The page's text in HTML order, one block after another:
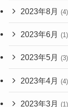
2023年8月 (4)
2023年6月 (1)
2023年5月 (3)
2023年4月 (4)
2023年3月 (1)